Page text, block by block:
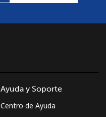
Ayuda y Soporte
Centro de Ayuda